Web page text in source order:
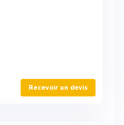
Recevoir un devis